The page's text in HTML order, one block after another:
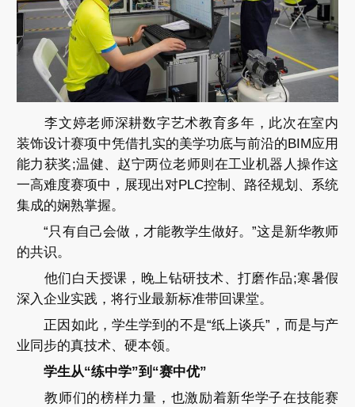
李文婷老师深耕数字艺术教育多年，此次在室内
装饰设计赛项中凭借扎实的美学功底与前沿的BIM应用
能力获奖;温健、赵宁两位老师则在工业机器人操作这
一高难度赛项中，展现出对PLC控制、路径规划、系统
集成的娴熟掌握。
“只有自己会做，才能教学生做好。”这是新华教师
的共识。
他们白天授课，晚上钻研技术、打磨作品;寒暑假
深入企业实践，将行业最新标准带回课堂。
正因如此，学生学到的不是“纸上谈兵”，而是与产
业同步的真技术、硬本领。
学生从“练中学”到“赛中优”
教师们的榜样力量，也激励着新华学子在技能赛